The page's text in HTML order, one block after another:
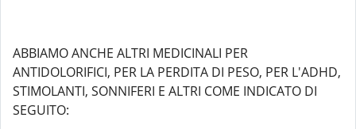
ABBIAMO ANCHE ALTRI MEDICINALI PER
ANTIDOLORIFICI, PER LA PERDITA DI PESO, PER L'ADHD,
STIMOLANTI, SONNIFERI E ALTRI COME INDICATO DI
SEGUITO: